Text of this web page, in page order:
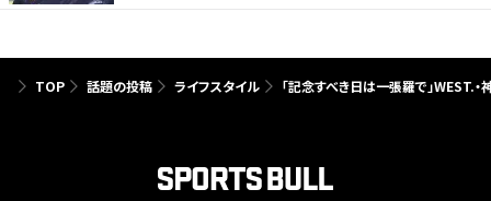
TOP 話題の投稿 ライフスタイル 「記念すべき日は一張羅で」WEST.